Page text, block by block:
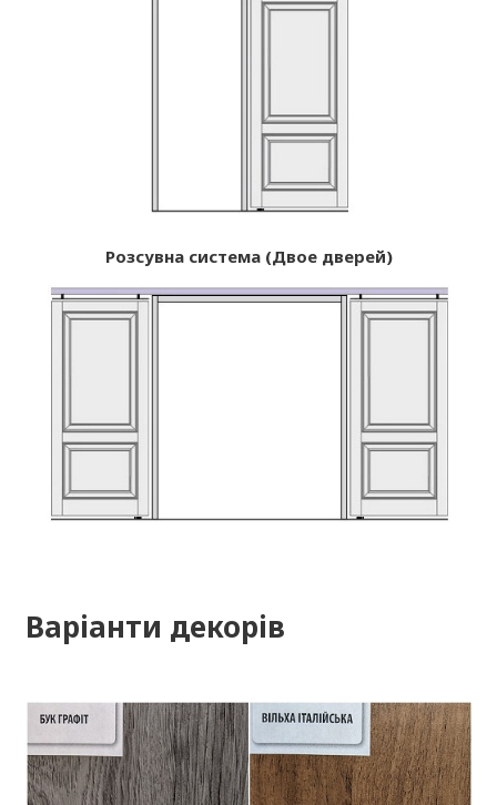
Розсувна система (Двое дверей)
Варіанти декорів